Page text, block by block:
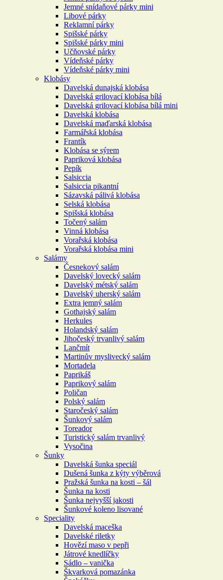
Jemné snídaňové párky mini
Libové párky
Reklamní párky
Spišské párky
Spišské párky mini
Učňovské párky
Vídeňské párky
Vídeňské párky mini
Klobásy
Davelská dunajská klobása
Davelská grilovací klobása bílá
Davelská grilovací klobása bílá mini
Davelská klobása
Davelská maďarská klobása
Farmářská klobása
Frantík
Klobása se sýrem
Papriková klobása
Pepík
Salsiccia
Salsiccia pikantní
Sázavská pálivá klobása
Selská klobása
Spišská klobása
Točený salám
Vinná klobása
Vorařská klobása
Vorařská klobása mini
Salámy
Česnekový salám
Davelský lovecký salám
Davelský métský salám
Davelský uherský salám
Extra jemný salám
Gothajský salám
Herkules
Holandský salám
Jihočeský trvanlivý salám
Lančmít
Martinův myslivecký salám
Mortadela
Paprikáš
Paprikový salám
Poličan
Polský salám
Staročeský salám
Šunkový salám
Toreador
Turistický salám trvanlivý
Vysočina
Šunky
Davelská šunka speciál
Dušená šunka z kýty výběrová
Pražská šunka na kosti – šál
Šunka na kosti
Šunka nejvyšší jakosti
Šunkové koleno lisované
Speciality
Davelská maceška
Davelské riletky
Hovězí maso v pepři
Játrové knedlíčky
Sádlo – vanička
Škvarková pomazánka